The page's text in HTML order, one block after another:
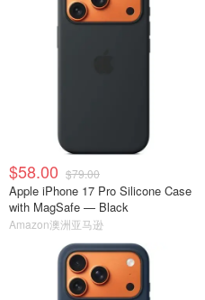
$58.00 $79.00
Apple iPhone 17 Pro Silicone Case
with MagSafe — Black ​​​​​​​
Amazon澳洲亚马逊